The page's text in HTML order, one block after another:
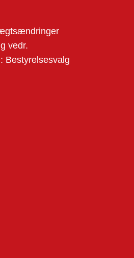
vedr.
Bestyrelsesvalg